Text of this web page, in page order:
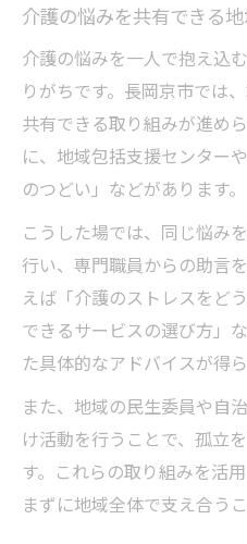
長岡京市で相談先
初めての介護相談
地域包括支援セン
訪問介護事業所へ
在宅介護の不安を減
法
在宅介護の不安に
長岡京市の介護
家族の気持ちに寄
介護の悩みを共有できる
介護の悩みを一人で抱え込
りがちです。長岡京市では
共有できる取り組みが進め
に、地域包括支援センター
のつどい」などがあります。
こうした場では、同じ悩み
行い、専門職員からの助言
えば「介護のストレスをど
できるサービスの選び方」
た具体的なアドバイスが得
また、地域の民生委員や自
け活動を行うことで、孤立
す。これらの取り組みを活
まずに地域全体で支え合う